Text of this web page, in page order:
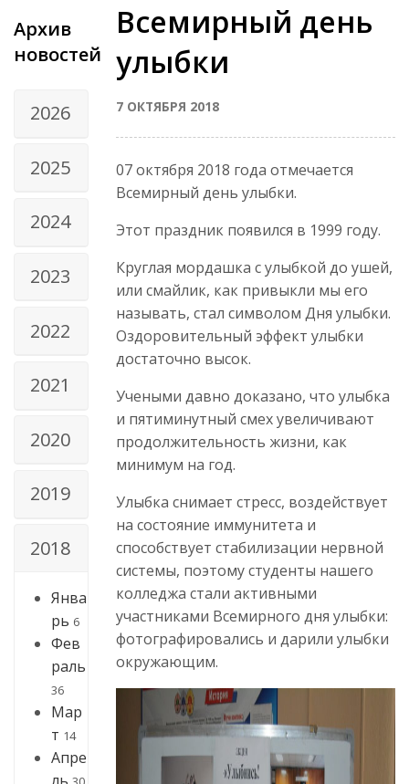
Архив
новостей
2026
2025
2024
2023
2022
2021
2020
2019
2018
Янва
рь 6
Фев
раль
36
Мар
т 14
Апре
Всемирный день
улыбки
7 ОКТЯБРЯ 2018
07 октября 2018 года отмечается
Всемирный день улыбки.
Этот праздник появился в 1999 году.
Круглая мордашка с улыбкой до ушей,
или смайлик, как привыкли мы его
называть, стал символом Дня улыбки.
Оздоровительный эффект улыбки
достаточно высок.
Учеными давно доказано, что улыбка
и пятиминутный смех увеличивают
продолжительность жизни, как
минимум на год.
Улыбка снимает стресс, воздействует
на состояние иммунитета и
способствует стабилизации нервной
системы, поэтому студенты нашего
колледжа стали активными
участниками Всемирного дня улыбки:
фотографировались и дарили улыбки
окружающим.